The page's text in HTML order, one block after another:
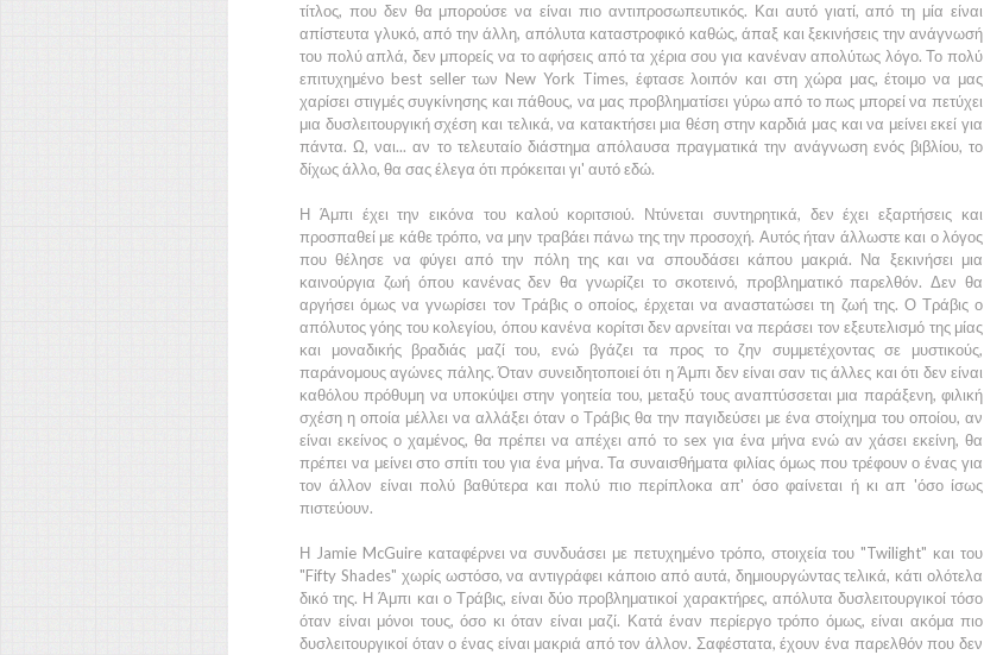
τίτλος, που δεν θα μπορούσε να είναι πιο αντιπροσωπευτικός. Και αυτό γιατί, από τη μία είναι
απίστευτα γλυκό, από την άλλη, απόλυτα καταστροφικό καθώς, άπαξ και ξεκινήσεις την ανάγνωσή
του πολύ απλά, δεν μπορείς να το αφήσεις από τα χέρια σου για κανέναν απολύτως λόγο. Το πολύ
επιτυχημένο best seller των New York Times, έφτασε λοιπόν και στη χώρα μας, έτοιμο να μας
χαρίσει στιγμές συγκίνησης και πάθους, να μας προβληματίσει γύρω από το πως μπορεί να πετύχει
μια δυσλειτουργική σχέση και τελικά, να κατακτήσει μια θέση στην καρδιά μας και να μείνει εκεί για
πάντα. Ω, ναι... αν το τελευταίο διάστημα απόλαυσα πραγματικά την ανάγνωση ενός βιβλίου, το
δίχως άλλο, θα σας έλεγα ότι πρόκειται γι' αυτό εδώ.
Η Άμπι έχει την εικόνα του καλού κοριτσιού. Ντύνεται συντηρητικά, δεν έχει εξαρτήσεις και
προσπαθεί με κάθε τρόπο, να μην τραβάει πάνω της την προσοχή. Αυτός ήταν άλλωστε και ο λόγος
που θέλησε να φύγει από την πόλη της και να σπουδάσει κάπου μακριά. Να ξεκινήσει μια
καινούργια ζωή όπου κανένας δεν θα γνωρίζει το σκοτεινό, προβληματικό παρελθόν. Δεν θα
αργήσει όμως να γνωρίσει τον Τράβιςο οποίος, έρχεται να αναστατώσει τη ζωή της. Ο Τράβιςο
απόλυτος γόης του κολεγίου, όπου κανένα κορίτσι δεν αρνείται να περάσει τον εξευτελισμό της μίας
και μοναδικής βραδιάς μαζί του, ενώ βγάζει τα προς το ζην συμμετέχοντας σε μυστικούς,
παράνομους αγώνες πάλης. Όταν συνειδητοποιεί ότι ηΆμπι δεν είναι σαν τις άλλες και ότι δεν είναι
καθόλου πρόθυμη να υποκύψει στην γοητεία του, μεταξύ τους αναπτύσσεται μια παράξενη, φιλική
σχέση η οποία μέλλει να αλλάξει όταν ο Τράβις θα την παγιδεύσει με ένα στοίχημα του οποίου, αν
είναι εκείνος ο χαμένος, θα πρέπει να απέχει από το sex για ένα μήνα ενώ αν χάσει εκείνη, θα
πρέπει να μείνει στο σπίτι του για ένα μήνα. Τα συναισθήματα φιλίας όμως που τρέφουν ο ένας για
τον άλλον είναι πολύ βαθύτερα και πολύ πιο περίπλοκα απ' όσο φαίνεται ή κι απ 'όσο ίσως
πιστεύουν.
Η Jamie McGuireκαταφέρνει να συνδυάσει με πετυχημένο τρόπο, στοιχεία του "Twilight" και του
"Fifty Shades" χωρίς ωστόσο, να αντιγράφει κάποιο από αυτά, δημιουργώντας τελικά, κάτι ολότελα
δικό της. ΗΆμπι και οΤράβις, είναι δύο προβληματικοί χαρακτήρες, απόλυτα δυσλειτουργικοί τόσο
όταν είναι μόνοι τους, όσο κι όταν είναι μαζί. Κατά έναν περίεργο τρόπο όμως, είναι ακόμα πιο
δυσλειτουργικοί όταν ο ένας είναι μακριά από τον άλλον. Σαφέστατα, έχουν ένα παρελθόν που δεν